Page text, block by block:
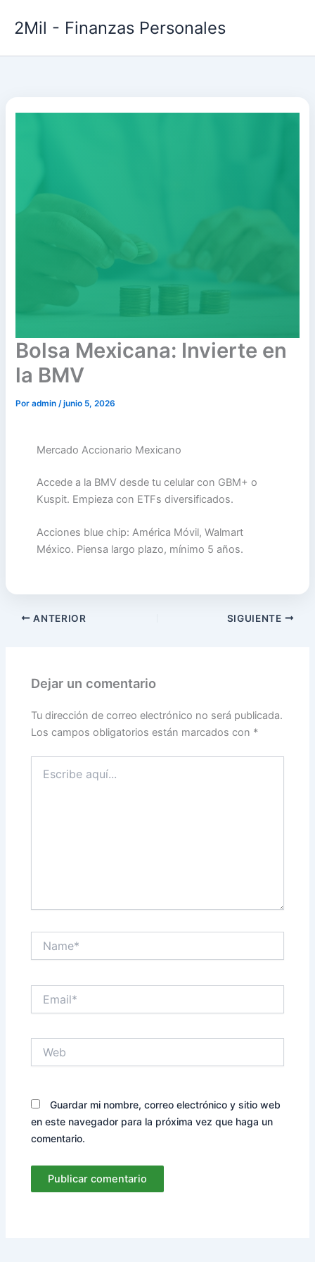
2Mil - Finanzas Personales
Bolsa Mexicana: Invierte en
la BMV
Poradmin/junio 5, 2026
Mercado Accionario Mexicano
Accede a la BMV desde tu celular con GBM+ o
Kuspit. Empieza con ETFs diversificados.
Acciones blue chip: América Móvil, Walmart
México. Piensa largo plazo, mínimo 5 años.
ANTERIOR SIGUIENTE
Dejar un comentario
Tu dirección de correo electrónico no será publicada.
Los campos obligatorios están marcados con *
aquí...
Guardar mi nombre, correo electrónico y sitio web
en este navegador para la próxima vez que haga un
comentario.